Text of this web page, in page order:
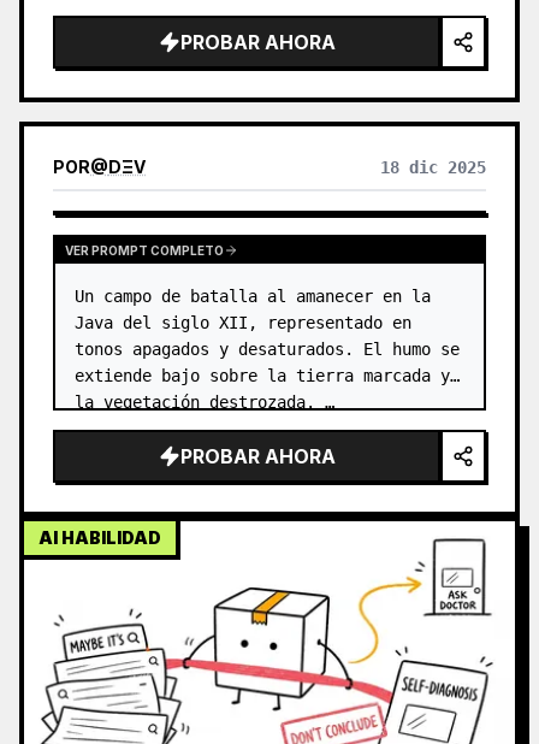
PROBAR AHORA
POR@DΞV 18 dic 2025
VER PROMPT COMPLETO
Un campo de batalla al amanecer en la
Java del siglo XII, representado en
tonos apagados y desaturados. El humo se
extiende bajo sobre la tierra marcada y
la vegetación destrozada. …
PROBAR AHORA
AI HABILIDAD